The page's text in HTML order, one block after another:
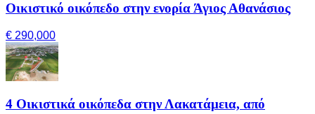
Οικιστικό οικόπεδο στην ενορία Άγιος Αθανάσιος
€ 290,000
4 Οικιστικά οικόπεδα στην Λακατάμεια, από